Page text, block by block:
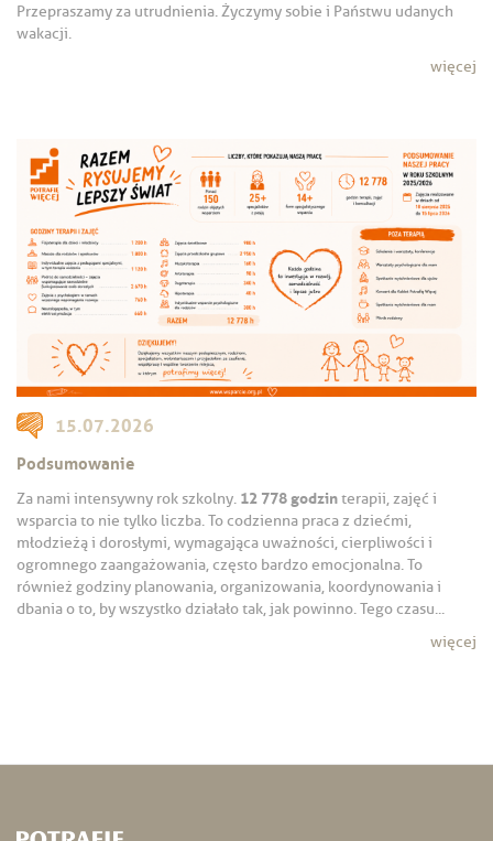
Przepraszamy za utrudnienia. Życzymy sobie i Państwu udanych
wakacji.
więcej
15.07.2026
Podsumowanie
Za nami intensywny rok szkolny. 12 778 godzinterapii, zajęć i
wsparcia to nie tylko liczba. To codzienna praca z dziećmi,
młodzieżą i dorosłymi, wymagająca uważności, cierpliwości i
ogromnego zaangażowania, często bardzo emocjonalna. To
również godziny planowania, organizowania, koordynowania i
dbania o to, by wszystko działało tak, jak powinno. Tego czasu...
więcej